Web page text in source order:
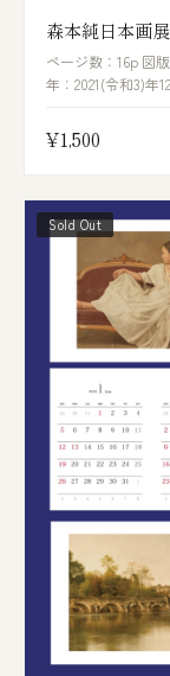
森本純日本画
ページ数：16p 図
年：2021(令和3)年
¥1,500
Sold Out